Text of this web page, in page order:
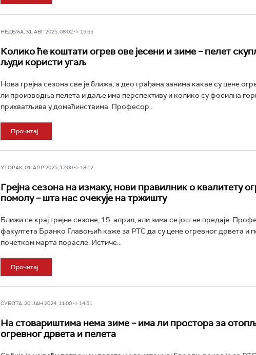
НЕДЕЉА, 31. АВГ 2025, 08:02 -> 15:55
Колико ће коштати огрев ове јесени и зиме – пелет
људи користи угаљ
Нова грејна сезона све је ближа, а део грађана занима какве су цене
ли производња пелета и даље има перспективу и колико су фосилна
прихватљива у домаћинствима. Професор...
Прочитај
УТОРАК, 01. АПР 2025, 17:00 -> 18:12
Грејна сезона на измаку, нови правилник о квалитету
помолу – шта нас очекује на тржишту
Ближи се крај грејне сезоне, 15. април, али зима се још не предаје.
факултета Бранко Главоњић каже за РТС да су цене огревног дрвета и
почетком марта порасле. Истиче...
Прочитај
СУБОТА, 20. ЈАН 2024, 11:00 -> 14:51
На стовариштима нема зиме – има ли простора за
огревног дрвета и пелета